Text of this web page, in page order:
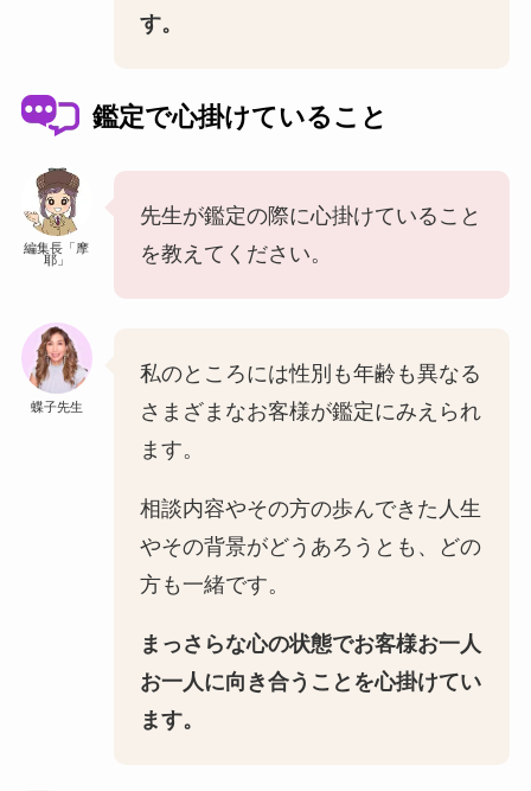
す。
鑑定で心掛けていること
編集長「摩
耶」
先生が鑑定の際に心掛けていること
を教えてください。
蝶子先生
私のところには性別も年齢も異なる
さまざまなお客様が鑑定にみえられ
ます。
相談内容やその方の歩んできた人生
やその背景がどうあろうとも、どの
方も一緒です。
まっさらな心の状態でお客様お一人
お一人に向き合うことを心掛けてい
ます。